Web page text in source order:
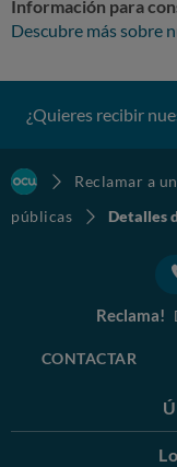
Información para
Descubre más sobre
¿Quieres recibir
Reclamar a
públicas
Detalles
Reclama!
CONTACTAR